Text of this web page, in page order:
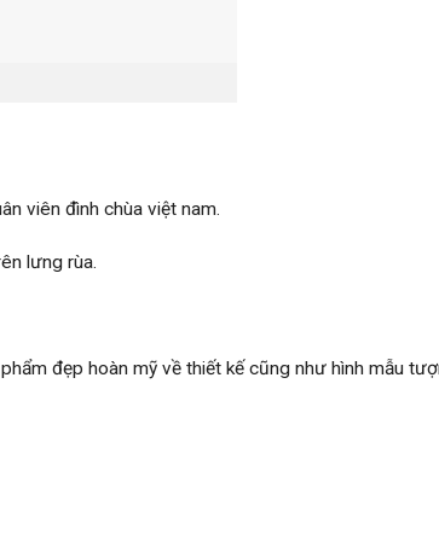
viên đình chùa việt nam.
lưng rùa.
đẹp hoàn mỹ về thiết kế cũng như hình mẫu